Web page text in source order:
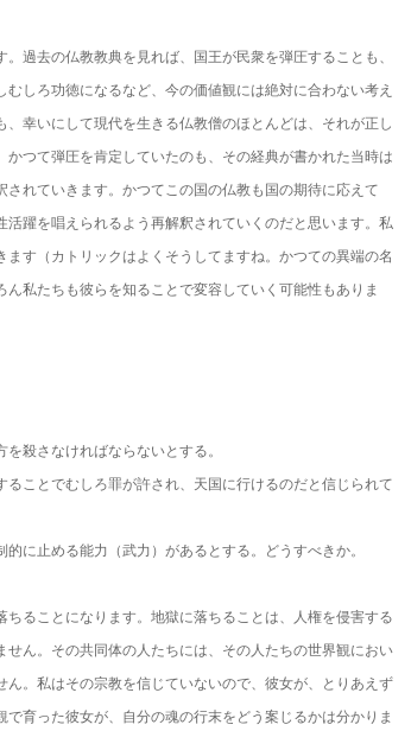
過去の仏教教典を見れば、国王が民衆を弾圧することも、
しろ功徳になるなど、今の価値観には絶対に合わない考え
幸いにして現代を生きる仏教僧のほとんどは、それが正し
つて弾圧を肯定していたのも、その経典が書かれた当時は
れていきます。かつてこの国の仏教も国の期待に応えて
活躍を唱えられるよう再解釈されていくのだと思います。私
す（カトリックはよくそうしてますね。かつての異端の名
私たちも彼らを知ることで変容していく可能性もありま
殺さなければならないとする。
ことでむしろ罪が許され、天国に行けるのだと信じられて
に止める能力（武力）があるとする。どうすべきか。
ることになります。地獄に落ちることは、人権を侵害する
ん。その共同体の人たちには、その人たちの世界観におい
。私はその宗教を信じていないので、彼女が、とりあえず
育った彼女が、自分の魂の行末をどう案じるかは分かりま